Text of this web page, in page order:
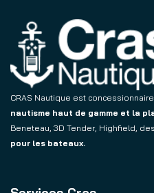
CRAS Nautique est
nautisme haut de gamme et la
Beneteau, 3D Tender, Highfield, des
pour les bateaux.